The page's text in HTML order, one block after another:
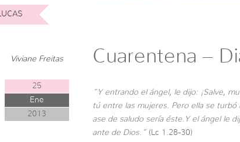
LUCAS
Viviane Freitas
25
Ene
2013
Cuarentena –
”Y entrando el ángel, le dijo: ¡Salve,
tú entre las mujeres. Pero ella se
ase de saludo sería éste.Y el ángel le
ante de Dios.”(Lc 1.28-30)